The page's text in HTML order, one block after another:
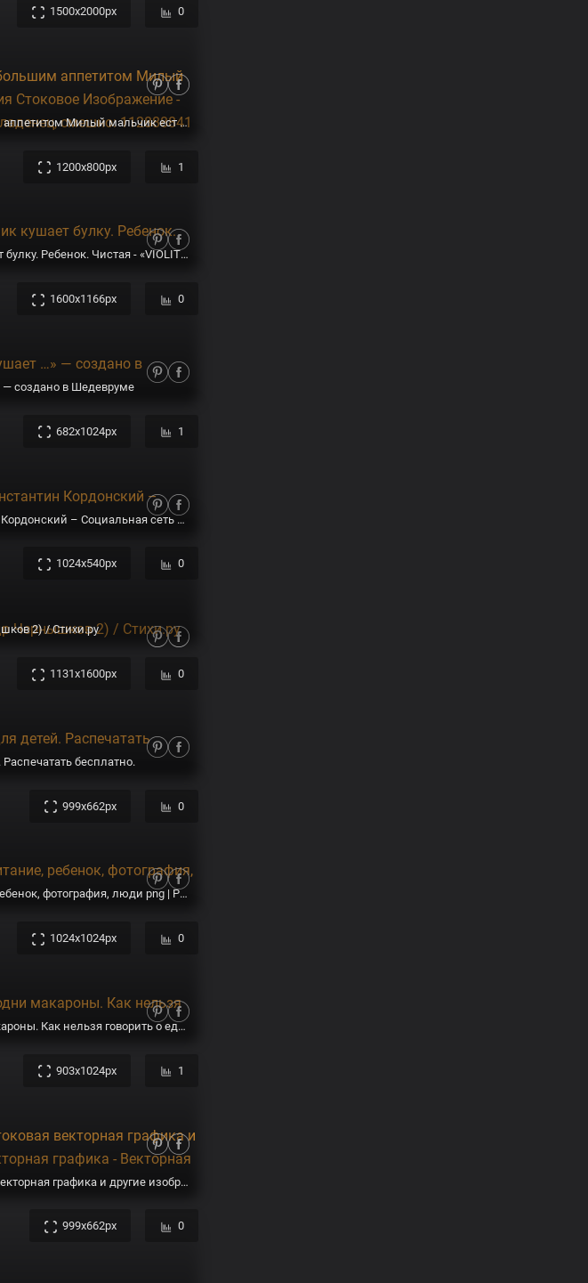
1500x2000px 0
Голодный ребенок ест обед с большим аппетитом Милый мальчик ест макаронные изделия Стоковое Изображение - изображение насчитывающей младенец, смешно: 112888841
1200x800px 1
Открытка 1970 Вкусно. Мальчик кушает булку. Ребенок. Чистая - «VIOLITY»
1600x1166px 0
создано в Шедевруме
682x1024px 1
Ребенок кушает кукурузу :: Константин Кордонский – Социальная сеть ФотоКто
1024x540px 0
2) / Стихи.ру
1131x1600px 0
бесплатно.
999x662px 0
Ребенок ест пищу Здоровое питание, ребенок, фотография, люди png | PNGEgg
1024x1024px 0
Что делать, если ребенок ест одни макароны. Как нельзя говорить о еде с ребенком
903x1024px 1
Мультяшный Ребенок Ест — стоковая векторная графика и другие изображения на тему Векторная графика - Векторная графика, Детство, Еда - iStock
999x662px 0